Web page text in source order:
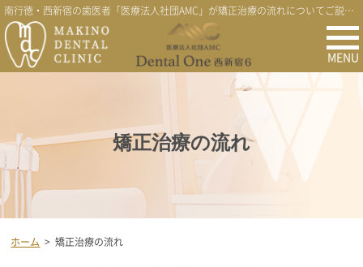
南行徳・西新宿の歯医者「医療法人社団AMC」が矯正治療の流れについてご説明します。
MENU
矯正治療の流れ
ホーム >矯正治療の流れ